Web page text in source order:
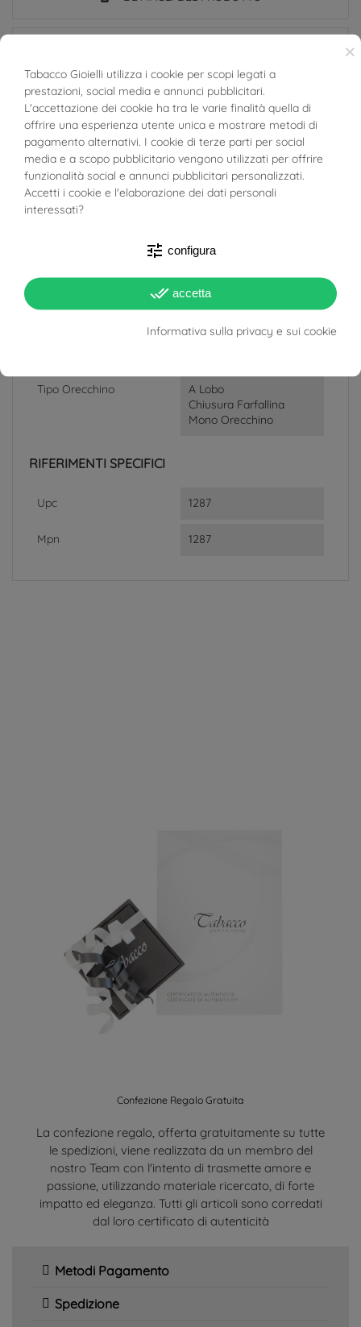
Riferimento
03772065
In magazzino
2 Articoli
SCHEDA TECNICA
Peso
0.6cm circa
Spessore 0.5mm
Tipo Orecchino
A Lobo
Chiusura Farfallina
Mono Orecchino
RIFERIMENTI SPECIFICI
Upc 1287
Mpn 1287
Confezione Regalo Gratuita
La confezione regalo, offerta gratuitamente su tutte
le spedizioni, viene realizzata da un membro del
nostro Team con l'intento di trasmette amore e
passione, utilizzando materiale ricercato, di forte
impatto ed eleganza. Tutti gli articoli sono corredati
dal loro certificato di autenticità
Metodi Pagamento
Spedizione
×
Tabacco Gioielli utilizza i cookie per scopi legati a
prestazioni, social media e annunci pubblicitari.
L'accettazione dei cookie ha tra le varie finalità quella di
offrire una esperienza utente unica e mostrare metodi di
pagamento alternativi. I cookie di terze parti per social
media e a scopo pubblicitario vengono utilizzati per offrire
funzionalità social e annunci pubblicitari personalizzati.
Accetti i cookie e l'elaborazione dei dati personali
interessati?
tune configura
done_all accetta
Informativa sulla privacy e sui cookie